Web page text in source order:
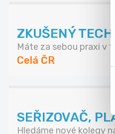
ZKUŠENÝ
Máte za sebou praxi v
Celá ČR
SEŘIZOVAČ,
Hledáme nové kolegy